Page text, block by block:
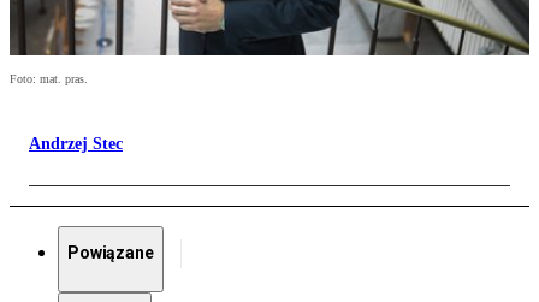
Foto: mat. pras.
Andrzej Stec
Powiązane